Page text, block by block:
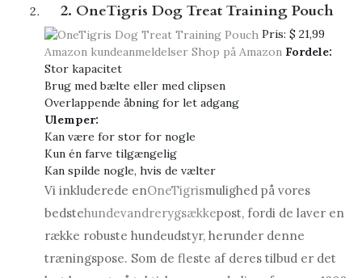
2. OneTigris Dog Treat Training Pouch
Pris: $ 21,99
Amazon kundeanmeldelser Shop på Amazon Fordele:
Stor kapacitet
Brug med bælte eller med clipsen
Overlappende åbning for let adgang
Ulemper:
Kan være for stor for nogle
Kun én farve tilgængelig
Kan spilde nogle, hvis de vælter
Vi inkluderede enOneTigrismulighed på vores
bedstehundevandrerygsækkepost, fordi de laver en
række robuste hundeudstyr, herunder denne
træningspose. Som de fleste af deres tilbud er det